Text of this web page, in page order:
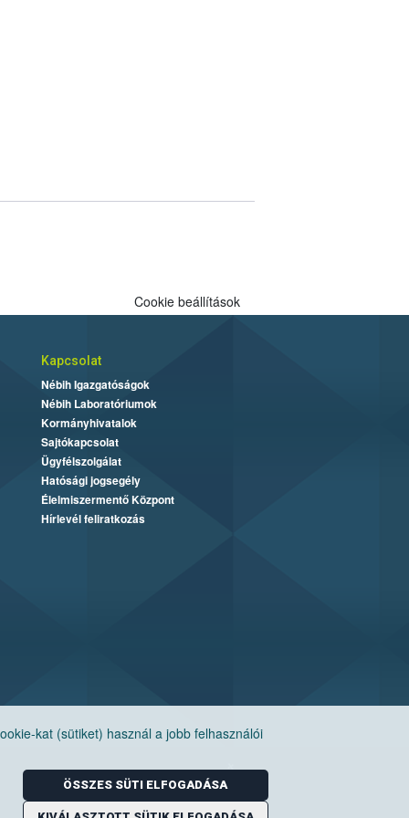
kat (sütiket) használ a jobb felhasználói
ÖSSZES SÜTI ELFOGADÁSA
Cookie beállítások
Kapcsolat
Nébih Igazgatóságok
Nébih Laboratóriumok
Kormányhivatalok
Sajtókapcsolat
Ügyfélszolgálat
Hatósági jogsegély
Élelmiszermentő Központ
Hírlevél feliratkozás